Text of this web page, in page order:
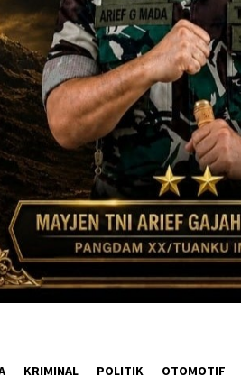
KRIMINAL POLITIK OTOMOTIF